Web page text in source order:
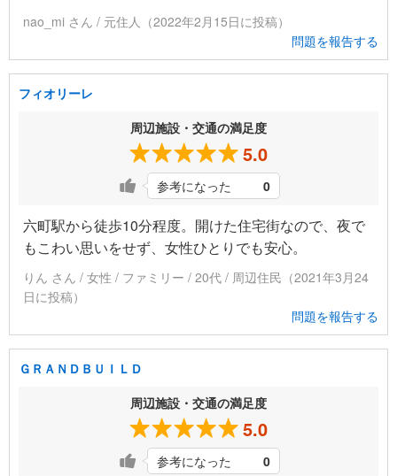
nao_mi さん / 元住人（2022年2月15日に投稿）
問題を報告する
フィオリーレ
周辺施設・交通の満足度
5.0
参考になった 0
六町駅から徒歩10分程度。開けた住宅街なので、夜で
もこわい思いをせず、女性ひとりでも安心。
りん さん / 女性 / ファミリー / 20代 / 周辺住民（2021年3月24
日に投稿）
問題を報告する
ＧＲＡＮＤＢＵＩＬＤ
周辺施設・交通の満足度
5.0
参考になった 0